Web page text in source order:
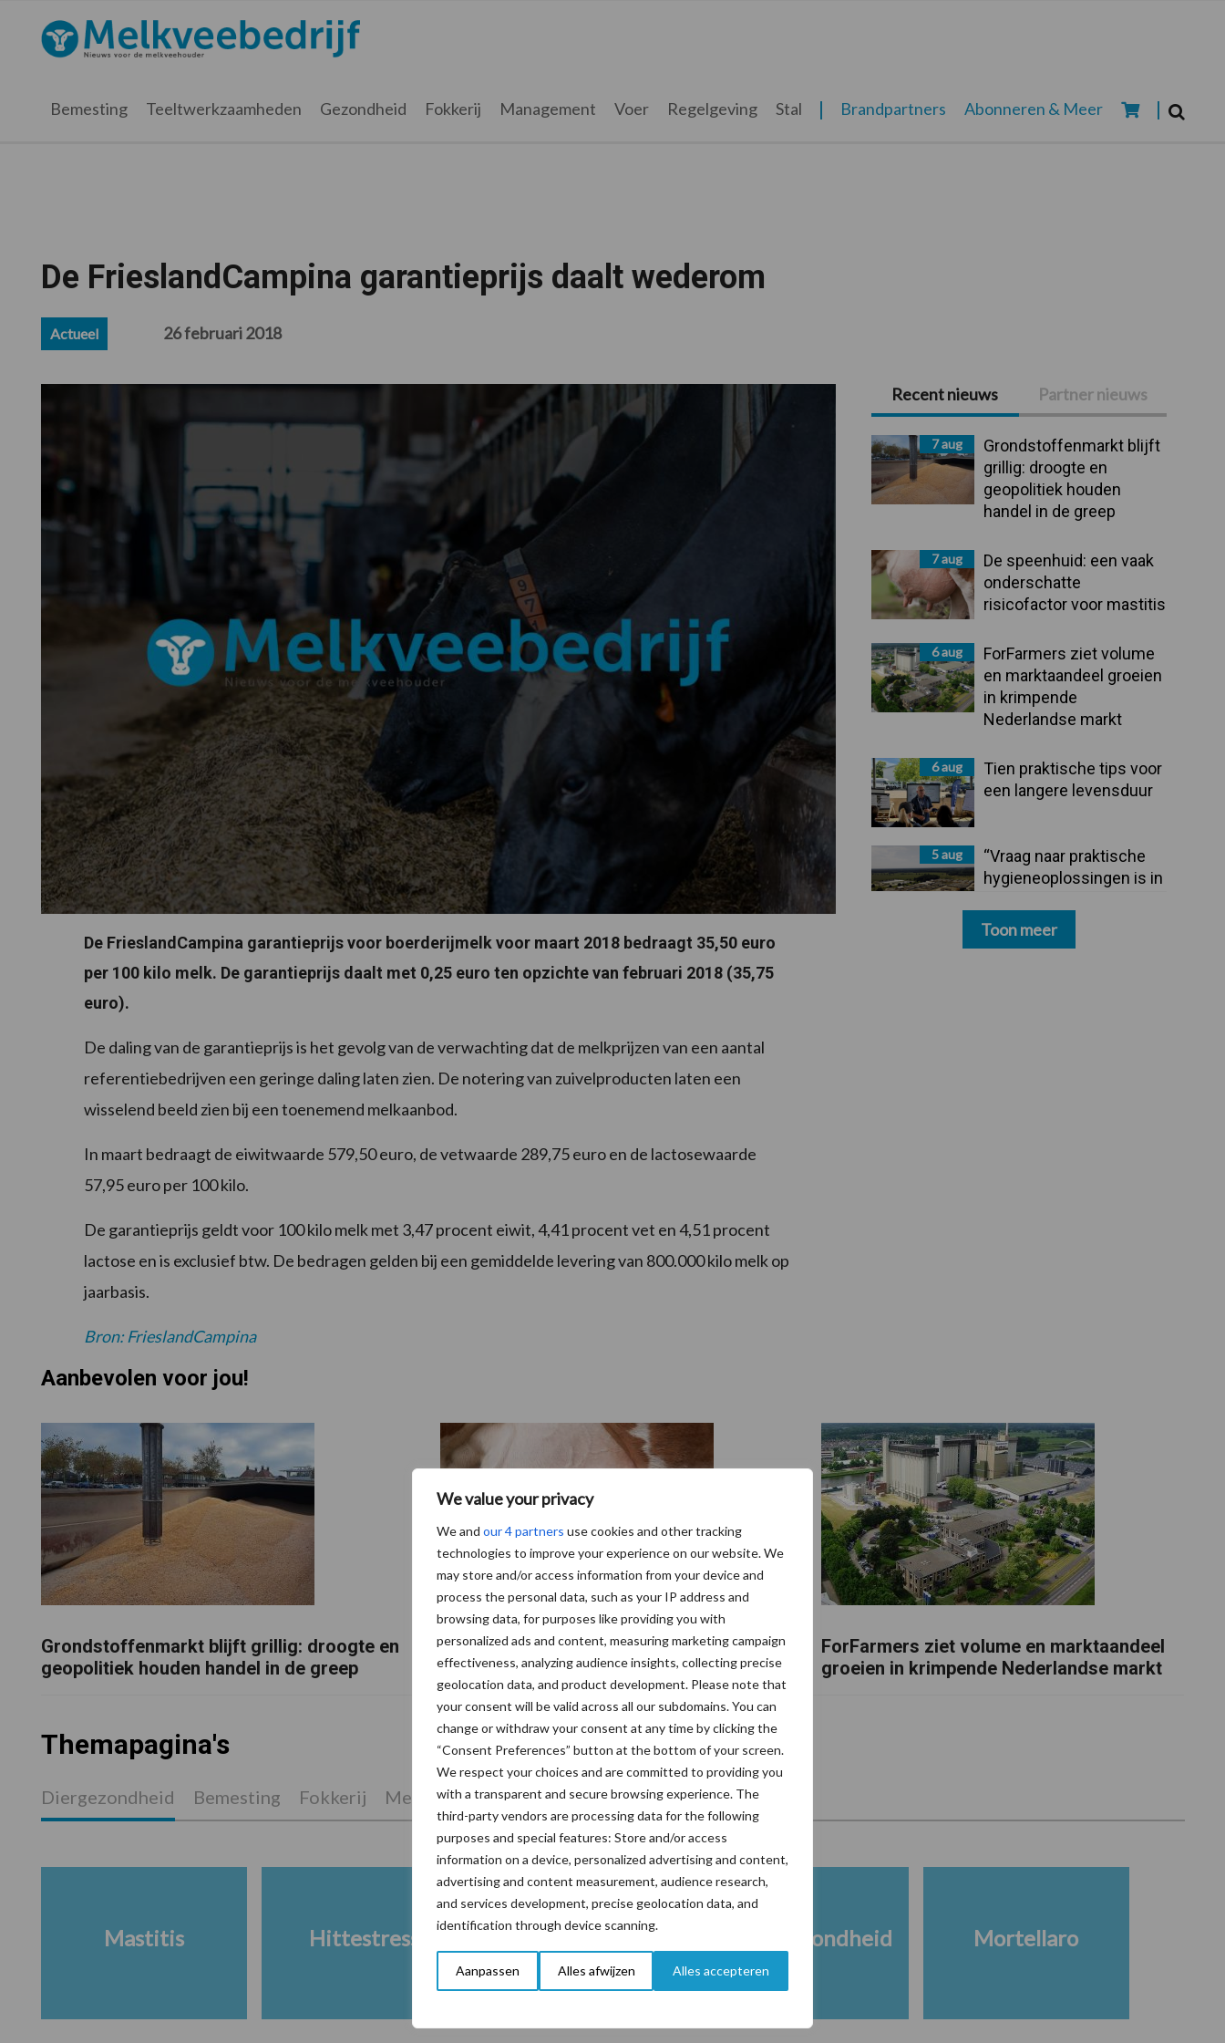
We value your privacy
We and our 4 partners use cookies and other tracking
technologies to improve your experience on our website. We
may store and/or access information from your device and
process the personal data, such as your IP address and
browsing data, for purposes like providing you with
personalized ads and content, measuring marketing campaign
effectiveness, analyzing audience insights, collecting precise
geolocation data, and product development. Please note that
your consent will be valid across all our subdomains. You can
change or withdraw your consent at any time by clicking the
“Consent Preferences” button at the bottom of your screen.
We respect your choices and are committed to providing you
with a transparent and secure browsing experience. The
third-party vendors are processing data for the following
purposes and special features: Store and/or access
information on a device, personalized advertising and content,
advertising and content measurement, audience research,
and services development, precise geolocation data, and
identification through device scanning.
Aanpassen Alles afwijzen Alles accepteren
hoofdnavigatie
hoofd
eerste
voettekst
Melkveebedrijf.nl
Bemesting Teeltwerkzaamheden Gezondheid Fokkerij Management Voer Regelgeving Stal Brandpartners Abonneren & Meer
De FrieslandCampina garantieprijs daalt wederom
Actueel 26 februari 2018
De FrieslandCampina garantieprijs voor boerderijmelk voor maart 2018 bedraagt 35,50 euro
per 100 kilo melk. De garantieprijs daalt met 0,25 euro ten opzichte van februari 2018 (35,75
euro).
De daling van de garantieprijs is het gevolg van de verwachting dat de melkprijzen van een aantal
referentiebedrijven een geringe daling laten zien. De notering van zuivelproducten laten een
wisselend beeld zien bij een toenemend melkaanbod.
In maart bedraagt de eiwitwaarde 579,50 euro, de vetwaarde 289,75 euro en de lactosewaarde
57,95 euro per 100 kilo.
De garantieprijs geldt voor 100 kilo melk met 3,47 procent eiwit, 4,41 procent vet en 4,51 procent
lactose en is exclusief btw. De bedragen gelden bij een gemiddelde levering van 800.000 kilo melk op
jaarbasis.
Bron: FrieslandCampina
Primaire
Sidebar
Recent nieuws Partner nieuws
7 aug
Grondstoffenmarkt blijft
grillig: droogte en
geopolitiek houden
handel in de greep
7 aug
De speenhuid: een vaak
onderschatte
risicofactor voor mastitis
6 aug
ForFarmers ziet volume
en marktaandeel groeien
in krimpende
Nederlandse markt
6 aug
Tien praktische tips voor
een langere levensduur
5 aug
“Vraag naar praktische
hygieneoplossingen is in
Toon meer
Aanbevolen voor jou!
Grondstoffenmarkt blijft grillig: droogte en
geopolitiek houden handel in de greep
De speenhuid: een vaak onderschatte
risicofactor voor mastitis
ForFarmers ziet volume en marktaandeel
groeien in krimpende Nederlandse markt
Themapagina's
Diergezondheid Bemesting Fokkerij Melkveebedrijf Veevoer Wet en regelgeving
Mastitis Hittestress Ketose Klauwgezondheid Mortellaro